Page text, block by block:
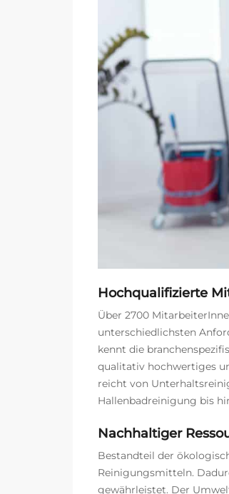
Hochqualifizierte
Über 2700
unterschiedlichsten
kennt die
qualitativ hochwertiges
reicht von
Hallenbadreinigung bis
Nachhaltiger
Bestandteil der
Reinigungsmitteln.
gewährleistet. Der